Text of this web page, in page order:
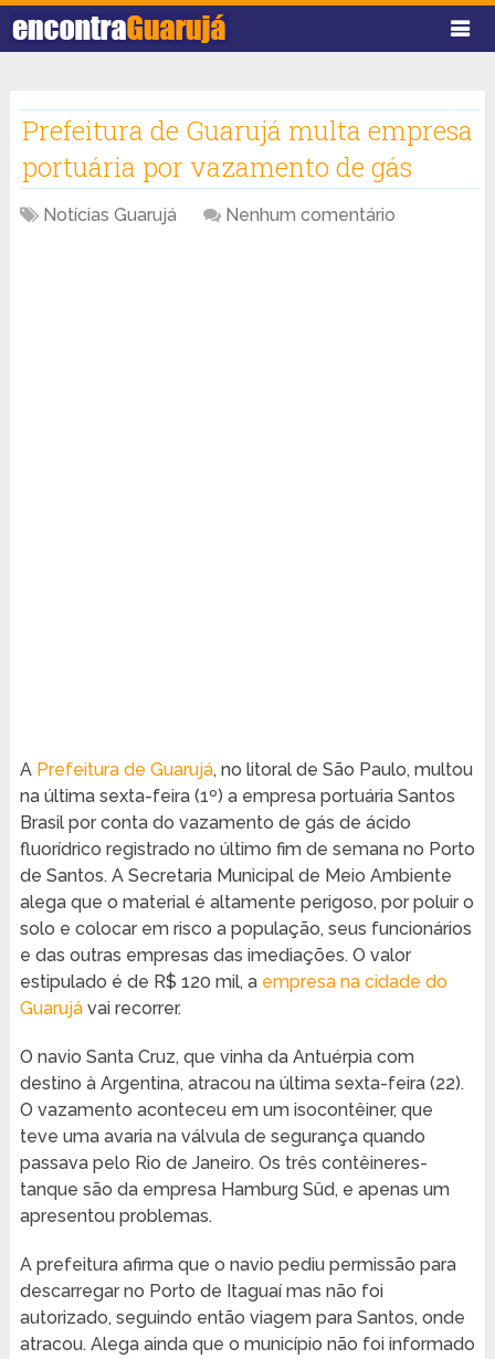
Prefeitura de Guarujá multa empresa
portuária por vazamento de gás
Notícias Guarujá Nenhum comentário
A Prefeitura de Guarujá, no litoral de São Paulo, multou
na última sexta-feira (1º) a empresa portuária Santos
Brasil por conta do vazamento de gás de ácido
fluorídrico registrado no último fim de semana no Porto
de Santos. A Secretaria Municipal de Meio Ambiente
alega que o material é altamente perigoso, por poluir o
solo e colocar em risco a população, seus funcionários
e das outras empresas das imediações. O valor
estipulado é de R$ 120 mil, a empresa na cidade do
Guarujávai recorrer.
O navio Santa Cruz, que vinha da Antuérpia com
destino à Argentina, atracou na última sexta-feira (22).
O vazamento aconteceu em um isocontêiner, que
teve uma avaria na válvula de segurança quando
passava pelo Rio de Janeiro. Os três contêineres-
tanque são da empresa Hamburg Süd, e apenas um
apresentou problemas.
A prefeitura afirma que o navio pediu permissão para
descarregar no Porto de Itaguaí mas não foi
autorizado, seguindo então viagem para Santos, onde
atracou. Alega ainda que o município não foi informado